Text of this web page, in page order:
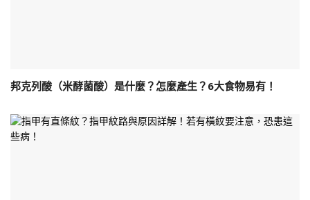
邦克列酸（米酵菌酸）是什麼？怎麼產生？6大食物易有！